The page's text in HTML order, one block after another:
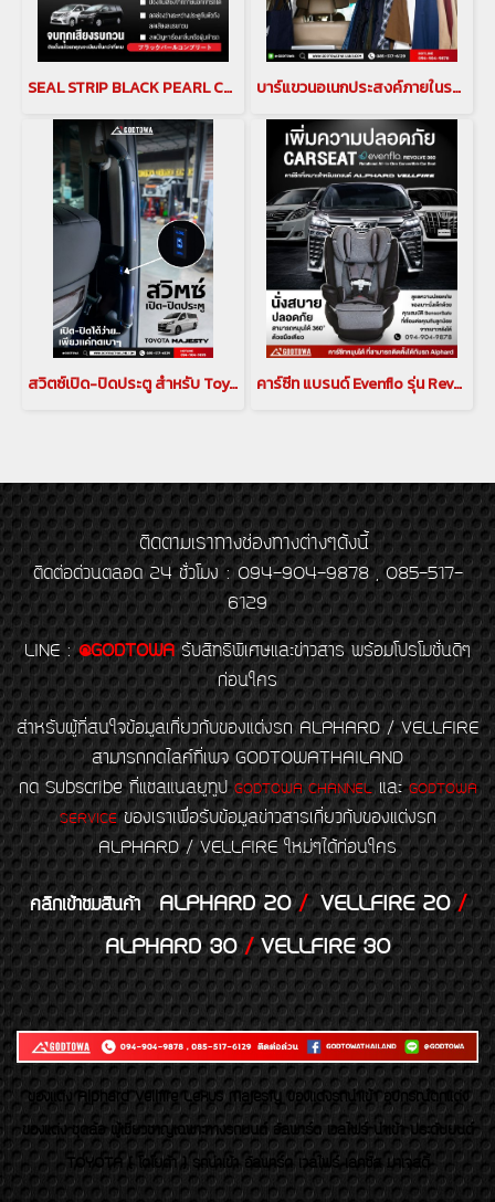
SEAL STRIP BLACK PEARL COMPLETE ยางกันเสียงขอบประตูสำหรับรถยนต์ ALPHARD / VELLFIRE 20 ยางกันเสียงขอบประตู สำหรับ ALPHARD / VELLFIRE 20 RUB-00110 บาร์แขวนอเนกประสงค์ภายในรถ (MULTI BAR) สำหรับรถยนต์ ALPHARD/VELLFIRE 20 รุ่นปี 2008-2014
สวิตซ์เปิด-ปิดประตู สำหรับ Toyota Majesty สวิตช์เปิด ปิด ตรงราวมือจับประตูสไลด์ โตโยต้า มาเจสตี้ คาร์ซีท แบรนด์ Evenflo รุ่น Revolve360 Extend Rotational All-in-One Convertible Car Seat สำหรับ Alphard Vellfire
ติดตามเราทางช่องทางต่างๆดังนี้
ติดต่อด่วนตลอด 24 ชั่วโมง : 094-904-9878 , 085-517-
6129
LINE : @GODTOWA รับสิทธิพิเศษและข่าวสาร พร้อมโปรโมชั่นดีๆ
ก่อนใคร
สำหรับผู้ที่สนใจข้อมูลเกี่ยวกับของแต่งรถ ALPHARD / VELLFIRE
สามารถกดไลค์ที่เพจ GODTOWATHAILAND
กด Subscribe ที่แชลแนลยูทูป GODTOWA CHANNELและGODTOWA
SERVICEของเราเพื่อรับข้อมูลข่าวสารเกี่ยวกับของแต่งรถ
ALPHARD / VELLFIRE ใหม่ๆได้ก่อนใคร
คลิกเข้าชมสินค้า ALPHARD 20/VELLFIRE 20/
ALPHARD 30/VELLFIRE 30
ของเเต่ง Alphard Vellfire Lexus Majesty ของเเต่งรถนำเข้า อุปกรณ์ตกแต่ง
ของแต่ง ชุดล้อ ผู้เชี่ยวชาญเฉพาะทางรถยนต์ อัลพาร์ด เวลไฟร์ นำเข้า ประดับยนต์
TOYOTA ( โตโยต้า ) รถนำเข้า อัลพาร์ด เวลไฟร์ เลกซัส มาเจสตี้